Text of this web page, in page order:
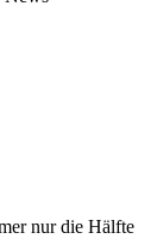
nur die Hälfte